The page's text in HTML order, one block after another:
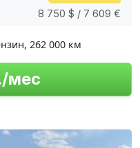
8 750 $ / 7 609 €
, 262 000 км
мес